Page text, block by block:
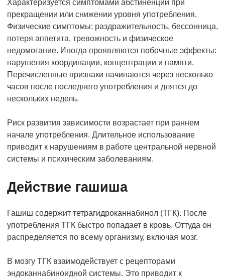
Характеризуется симптомами абстиненции при
прекращении или снижении уровня употребления.
Физические симптомы: раздражительность, бессонница,
потеря аппетита, тревожность и физическое
недомогание. Иногда проявляются побочные эффекты:
нарушения координации, концентрации и памяти.
Перечисленные признаки начинаются через несколько
часов после последнего употребления и длятся до
нескольких недель.
Риск развития зависимости возрастает при раннем
начале употребления. Длительное использование
приводит к нарушениям в работе центральной нервной
системы и психическим заболеваниям.
Действие гашиша
Гашиш содержит тетрагидроканнабинол (ТГК). После
употребления ТГК быстро попадает в кровь. Оттуда он
распределяется по всему организму, включая мозг.
В мозгу ТГК взаимодействует с рецепторами
эндоканнабиноидной системы. Это приводит к